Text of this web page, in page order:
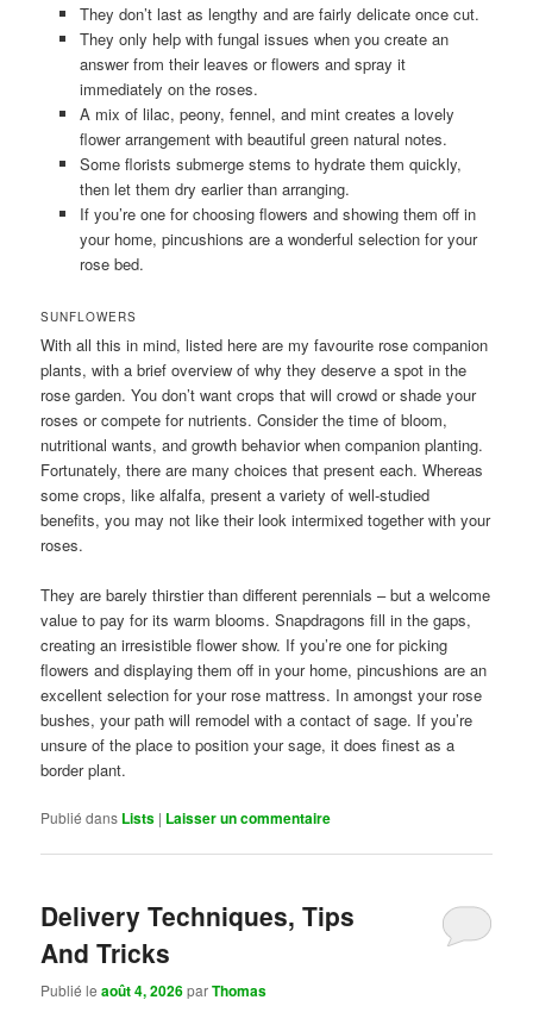
They don’t last as lengthy and are fairly delicate once cut.
They only help with fungal issues when you create an
answer from their leaves or flowers and spray it
immediately on the roses.
A mix of lilac, peony, fennel, and mint creates a lovely
flower arrangement with beautiful green natural notes.
Some florists submerge stems to hydrate them quickly,
then let them dry earlier than arranging.
If you’re one for choosing flowers and showing them off in
your home, pincushions are a wonderful selection for your
rose bed.
SUNFLOWERS
With all this in mind, listed here are my favourite rose companion
plants, with a brief overview of why they deserve a spot in the
rose garden. You don’t want crops that will crowd or shade your
roses or compete for nutrients. Consider the time of bloom,
nutritional wants, and growth behavior when companion planting.
Fortunately, there are many choices that present each. Whereas
some crops, like alfalfa, present a variety of well-studied
benefits, you may not like their look intermixed together with your
roses.
They are barely thirstier than different perennials – but a welcome
value to pay for its warm blooms. Snapdragons fill in the gaps,
creating an irresistible flower show. If you’re one for picking
flowers and displaying them off in your home, pincushions are an
excellent selection for your rose mattress. In amongst your rose
bushes, your path will remodel with a contact of sage. If you’re
unsure of the place to position your sage, it does finest as a
border plant.
Publié dans Lists | Laisser un commentaire
Delivery Techniques, Tips
And Tricks
Publié leaoût 4, 2026parThomas